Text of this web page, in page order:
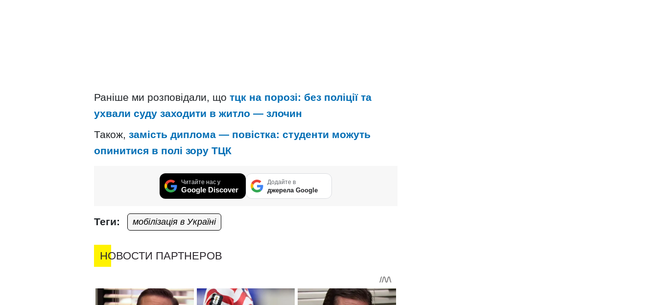
Раніше ми розповідали, що тцк на порозі: без поліції та
ухвали суду заходити в житло — злочин
Також, замість диплома — повістка: студенти можуть
опинитися в полі зору ТЦК
Читайте нас у
Google Discover
Додайте в
джерела Google
Теги: мобілізація в Україні
НОВОСТИ ПАРТНЕРОВ